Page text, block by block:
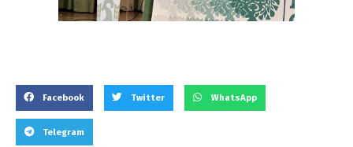
Facebook Twitter WhatsApp
Telegram